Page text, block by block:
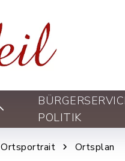
POLITIK
Ortsportrait Ortsplan